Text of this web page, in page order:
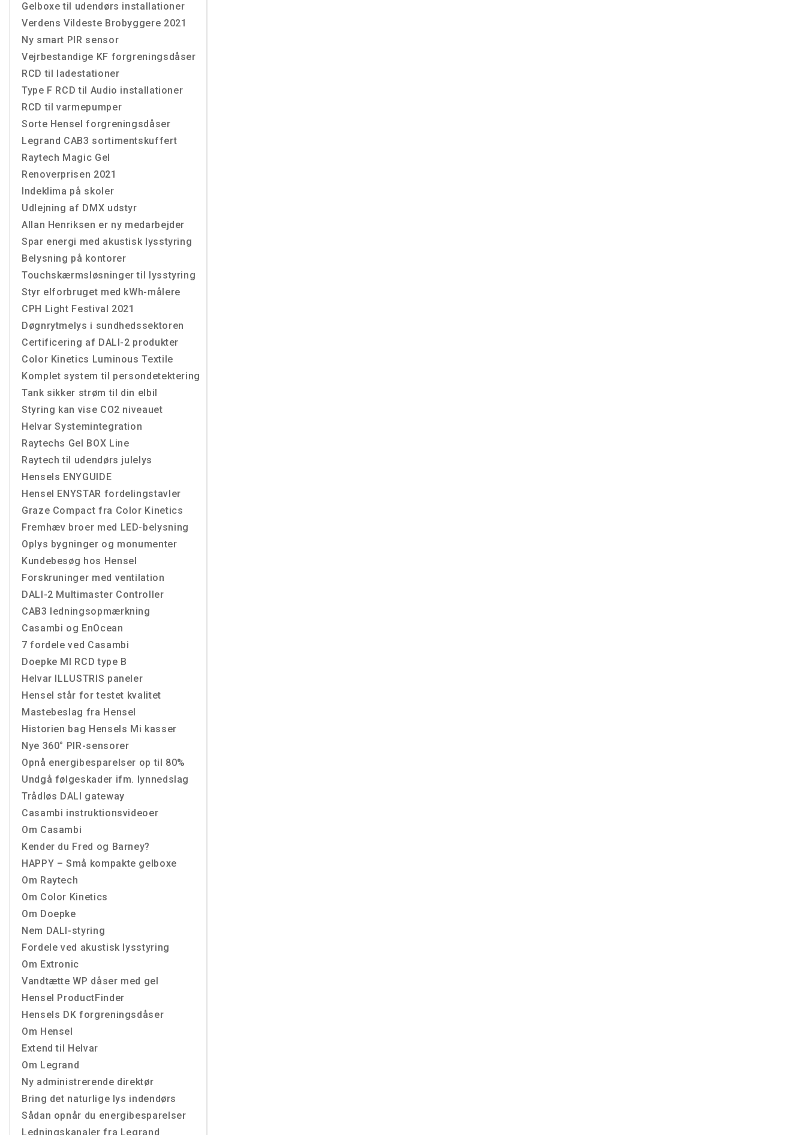
Gelboxe til udendørs installationer
Verdens Vildeste Brobyggere 2021
Ny smart PIR sensor
Vejrbestandige KF forgreningsdåser
RCD til ladestationer
Type F RCD til Audio installationer
RCD til varmepumper
Sorte Hensel forgreningsdåser
Legrand CAB3 sortimentskuffert
Raytech Magic Gel
Renoverprisen 2021
Indeklima på skoler
Udlejning af DMX udstyr
Allan Henriksen er ny medarbejder
Spar energi med akustisk lysstyring
Belysning på kontorer
Touchskærmsløsninger til lysstyring
Styr elforbruget med kWh-målere
CPH Light Festival 2021
Døgnrytmelys i sundhedssektoren
Certificering af DALI-2 produkter
Color Kinetics Luminous Textile
Komplet system til persondetektering
Tank sikker strøm til din elbil
Styring kan vise CO2 niveauet
Helvar Systemintegration
Raytechs Gel BOX Line
Raytech til udendørs julelys
Hensels ENYGUIDE
Hensel ENYSTAR fordelingstavler
Graze Compact fra Color Kinetics
Fremhæv broer med LED-belysning
Oplys bygninger og monumenter
Kundebesøg hos Hensel
Forskruninger med ventilation
DALI-2 Multimaster Controller
CAB3 ledningsopmærkning
Casambi og EnOcean
7 fordele ved Casambi
Doepke MI RCD type B
Helvar ILLUSTRIS paneler
Hensel står for testet kvalitet
Mastebeslag fra Hensel
Historien bag Hensels Mi kasser
Nye 360° PIR-sensorer
Opnå energibesparelser op til 80%
Undgå følgeskader ifm. lynnedslag
Trådløs DALI gateway
Casambi instruktionsvideoer
Om Casambi
Kender du Fred og Barney?
HAPPY – Små kompakte gelboxe
Om Raytech
Om Color Kinetics
Om Doepke
Nem DALI-styring
Fordele ved akustisk lysstyring
Om Extronic
Vandtætte WP dåser med gel
Hensel ProductFinder
Hensels DK forgreningsdåser
Om Hensel
Extend til Helvar
Om Legrand
Ny administrerende direktør
Bring det naturlige lys indendørs
Sådan opnår du energibesparelser
Ledningskanaler fra Legrand